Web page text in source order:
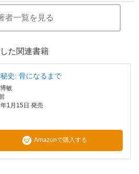
者一覧を見る
た関連書籍
史: 骨になるまで
敏
1月15日 発売
Amazonで購入する